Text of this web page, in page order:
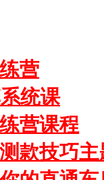
营
统课
营课程
款技巧主